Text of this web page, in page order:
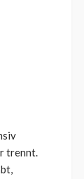
trennt.